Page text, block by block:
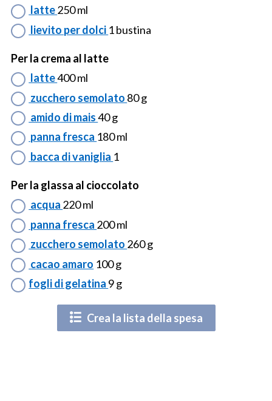
latte250 ml
lievito per dolci 1 bustina
Per la crema al latte
latte400 ml
zucchero semolato 80 g
amido di mais40 g
panna fresca 180 ml
bacca di vaniglia 1
Per la glassa al cioccolato
acqua 220 ml
panna fresca 200 ml
zucchero semolato 260 g
cacao amaro 100 g
fogli di gelatina 9 g
Crea la lista della spesa